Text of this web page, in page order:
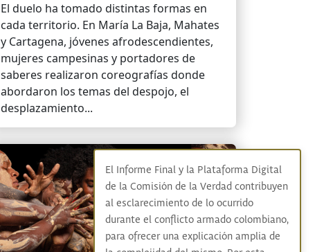
El duelo ha tomado distintas formas en
cada territorio. En María La Baja, Mahates
y Cartagena, jóvenes afrodescendientes,
mujeres campesinas y portadores de
saberes realizaron coreografías donde
abordaron los temas del despojo, el
desplazamiento...
El Informe Final y la Plataforma Digital
de la Comisión de la Verdad contribuyen
al esclarecimiento de lo ocurrido
durante el conflicto armado colombiano,
para ofrecer una explicación amplia de